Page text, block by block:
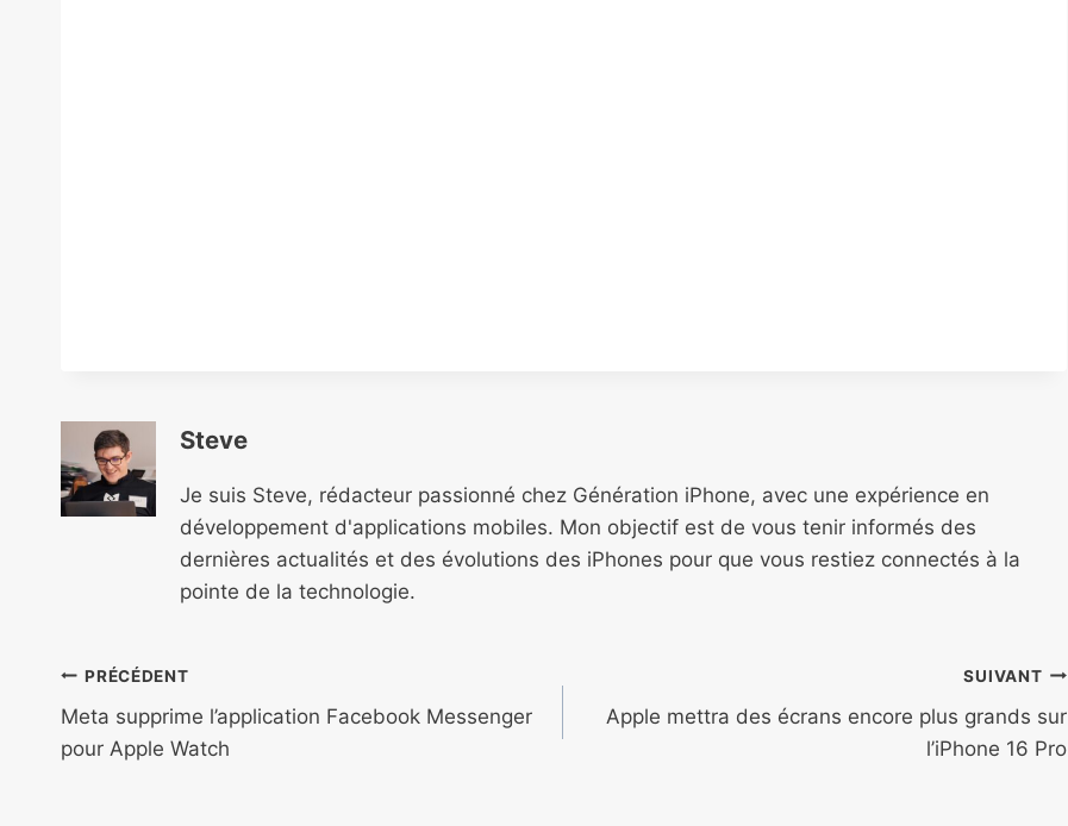
Steve
Je suis Steve, rédacteur passionné chez Génération iPhone, avec une expérience en
développement d'applications mobiles. Mon objectif est de vous tenir informés des
dernières actualités et des évolutions des iPhones pour que vous restiez connectés à la
pointe de la technologie.
Navigation
de
l’article
PRÉCÉDENT
Meta supprime l’application Facebook Messenger
pour Apple Watch
SUIVANT
Apple mettra des écrans encore plus grands sur
l’iPhone 16 Pro